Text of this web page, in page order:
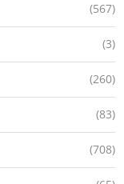
(567)
(3)
(260)
(83)
(708)